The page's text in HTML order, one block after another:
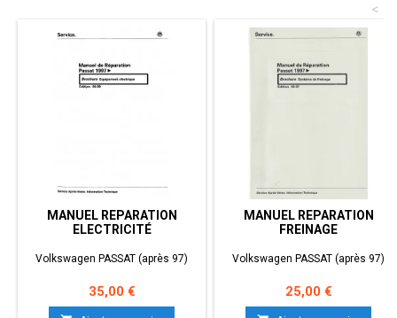
<
MANUEL REPARATION
ELECTRICITÉ
Volkswagen PASSAT (après 97)
Prix
35,00 €
MANUEL REPARATION
FREINAGE
Volkswagen PASSAT (après 97)
Prix
25,00 €